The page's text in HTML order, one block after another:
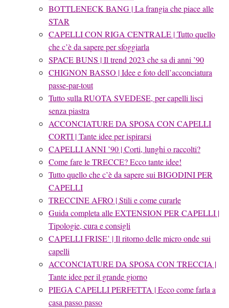
BOTTLENECK BANG | La frangia che piace alle
STAR
CAPELLI CON RIGA CENTRALE | Tutto quello
che c’è da sapere per sfoggiarla
SPACE BUNS | Il trend 2023 che sa di anni ’90
CHIGNON BASSO | Idee e foto dell’acconciatura
passe-par-tout
Tutto sulla RUOTA SVEDESE, per capelli lisci
senza piastra
ACCONCIATURE DA SPOSA CON CAPELLI
CORTI | Tante idee per ispirarsi
CAPELLI ANNI ’90 | Corti, lunghi o raccolti?
Come fare le TRECCE? Ecco tante idee!
Tutto quello che c’è da sapere sui BIGODINI PER
CAPELLI
TRECCINE AFRO | Stili e come curarle
Guida completa alle EXTENSION PER CAPELLI |
Tipologie, cura e consigli
CAPELLI FRISE’ | Il ritorno delle micro onde sui
capelli
ACCONCIATURE DA SPOSA CON TRECCIA |
Tante idee per il grande giorno
PIEGA CAPELLI PERFETTA | Ecco come farla a
casa passo passo